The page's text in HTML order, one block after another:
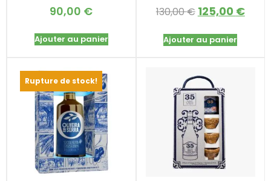
90,00 €
Ajouter au panier
130,00€ 125,00 €
Ajouter au panier
Rupture de stock!